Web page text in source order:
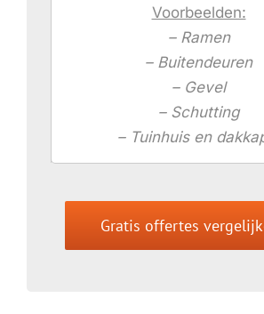
Voorbeelden:
– Ramen
– Buitendeuren
– Gevel
– Schutting
– Tuinhuis en
Gratis offertes